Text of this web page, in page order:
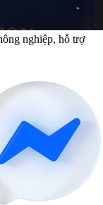
nghiệp, hỗ trợ